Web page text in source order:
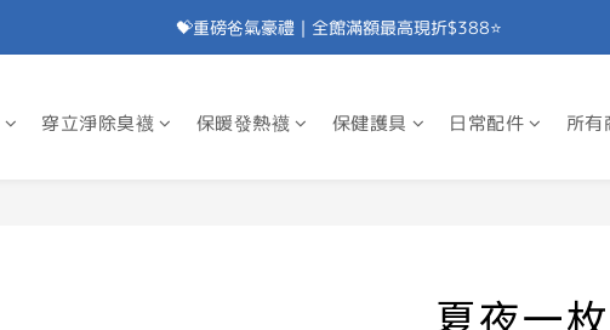
加入會員⭐即享100元折價券⭐
💝重磅爸氣豪禮｜全館滿額最高現折$388⭐
加入會員⭐即享100元折價券⭐
穿立淨除臭襪 保暖發熱襪 保健護具 日常配件 所有
夏夜一